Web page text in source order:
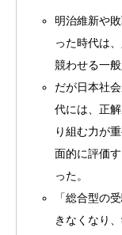
明治維新や
った時代は
競わせる一
だが日本社
代には、正
り組む力が
面的に評価
った。
「総合型の
きなくなり